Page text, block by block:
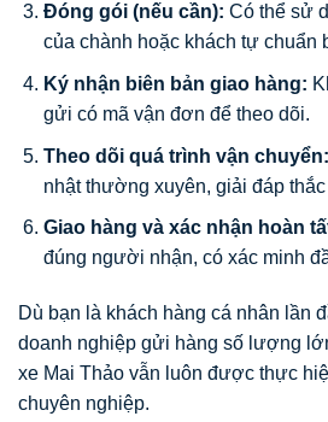
Đóng gói (nếu cần): Có thể sử
của chành hoặc khách tự chuẩn
Ký nhận biên bản giao hàng:
gửi có mã vận đơn để theo dõi.
Theo dõi quá trình vận chuyển:
nhật thường xuyên, giải đáp thắc
Giao hàng và xác nhận hoàn
đúng người nhận, có xác minh
Dù bạn là khách hàng cá nhân lần
doanh nghiệp gửi hàng số lượng
xe Mai Thảo vẫn luôn được thực
chuyên nghiệp.